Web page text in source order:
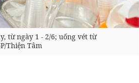
từ ngày 1 - 2/6; uống vét từ
Thiện Tâm